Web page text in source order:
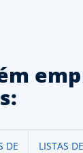
DE
LISTAS DE